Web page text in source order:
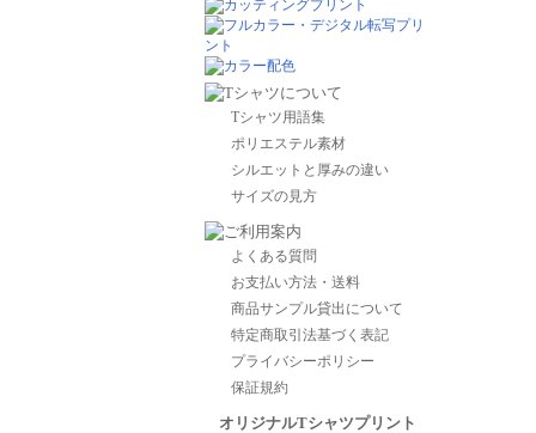
Tシャツ用語集
ポリエステル素材
シルエットと厚みの違い
サイズの見方
よくある質問
お支払い方法・送料
商品サンプル貸出について
特定商取引法基づく表記
プライバシーポリシー
保証規約
オリジナルTシャツプリント